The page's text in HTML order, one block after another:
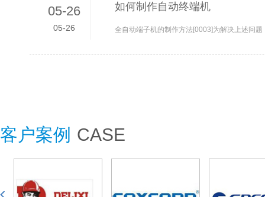
05-26
05-26
如何制作自动终端机
客户案例 CASE